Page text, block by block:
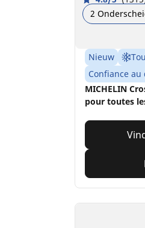
2
Nieuw
Confiance
MICHELIN
pour toutes